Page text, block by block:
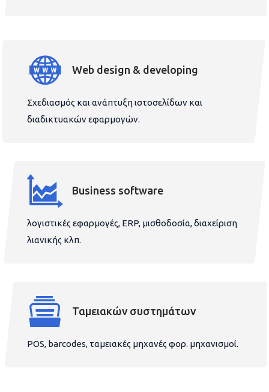
Web design & developing
Σχεδιασμός και ανάπτυξη ιστοσελίδων και
διαδικτυακών εφαρμογών.
Business software
λογιστικές εφαρμογές, ERP, μισθοδοσία, διαχείριση
λιανικής κλπ.
Ταμειακών συστημάτων
POS, barcodes, ταμειακές μηχανές φορ. μηχανισμοί.